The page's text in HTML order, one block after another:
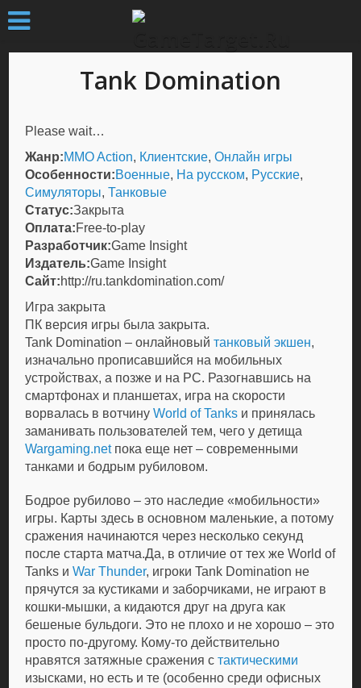
Tank Domination
Please wait…
Жанр:MMO Action, Клиентские,Онлайн игры
Особенности:Военные, На русском, Русские,
Симуляторы,Танковые
Статус:Закрыта
Оплата:Free-to-play
Разработчик:Game Insight
Издатель:Game Insight
Сайт:http://ru.tankdomination.com/
Игра закрыта
ПК версия игры была закрыта.
Tank Domination – онлайновыйтанковый экшен,
изначально прописавшийся на мобильных
устройствах, а позже и на PC. Разогнавшись на
смартфонах и планшетах, игра на скорости
ворвалась в вотчинуWorld of Tanks и принялась
заманивать пользователей тем, чего у детища
Wargaming.netпока еще нет – современными
танками и бодрым рубиловом.
Бодрое рубилово – это наследие «мобильности»
игры. Карты здесь в основном маленькие, а потому
сражения начинаются через несколько секунд
после старта матча.Да, в отличие от тех же World of
Tanks иWar Thunder, игроки Tank Domination не
прячутся за кустиками и заборчиками, не играют в
кошки-мышки, а кидаются друг на друга как
бешеные бульдоги. Это не плохо и не хорошо – это
просто по-другому. Кому-то действительно
нравятся затяжные сражения стактическими
изысками, но есть и те (особенно среди офисных